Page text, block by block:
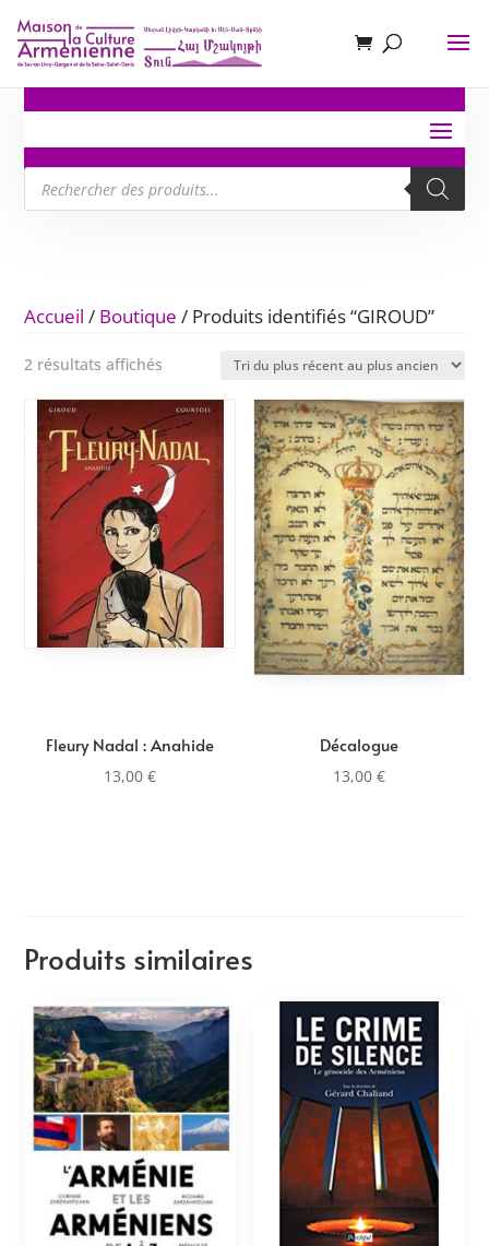
Recherche
de
produits
Accueil / Boutique / Produits identifiés “GIROUD”
2 résultats affichés
plus
récent
au
plus
ancien
Fleury Nadal : Anahide
13,00€
Décalogue
13,00 €
Produits similaires